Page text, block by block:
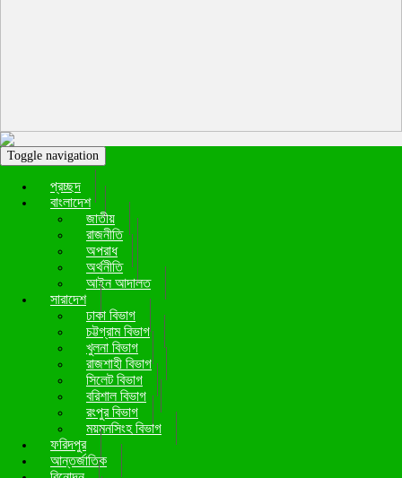
Toggle navigation
প্রচ্ছদ
বাংলাদেশ
জাতীয়
রাজনীতি
অপরাধ
অর্থনীতি
আইন আদালত
সারাদেশ
ঢাকা বিভাগ
চট্টগ্রাম বিভাগ
খুলনা বিভাগ
রাজশাহী বিভাগ
সিলেট বিভাগ
বরিশাল বিভাগ
রংপুর বিভাগ
ময়মনসিংহ বিভাগ
ফরিদপুর
আন্তর্জাতিক